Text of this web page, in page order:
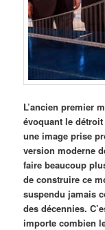
L’ancien premier
évoquant le
une image prise
version moderne
faire beaucoup
de construire ce
suspendu jamais
des décennies.
importe combien